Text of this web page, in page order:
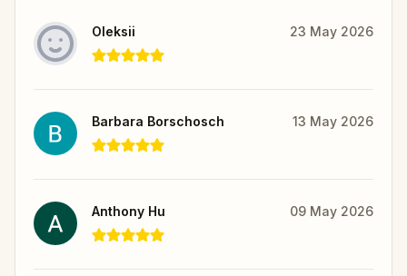
Oleksii 23 May 2026
Barbara Borschosch 13 May 2026
Anthony Hu 09 May 2026